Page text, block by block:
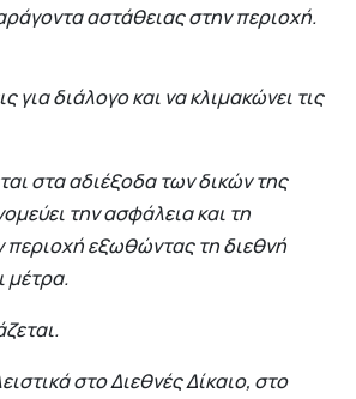
αστάθειας στην περιοχή.
για διάλογο και να κλιμακώνει τις
στα αδιέξοδα των δικών της
την ασφάλεια και τη
περιοχή εξωθώντας τη διεθνή
μέτρα.
στο Διεθνές Δίκαιο, στο